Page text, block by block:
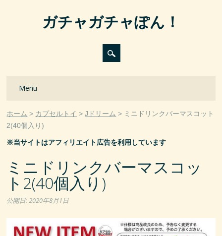
ガチャガチャぽん！
Main menu
Menu
ホーム カプセルトイ Jドリーム
ミニドリンクバーマスコット
2(40個入り)
※当サイトはアフィリエイト広告を利用しています
ミニドリンクバーマスコッ
ト2(40個入り)
公開日:2020年8月1日